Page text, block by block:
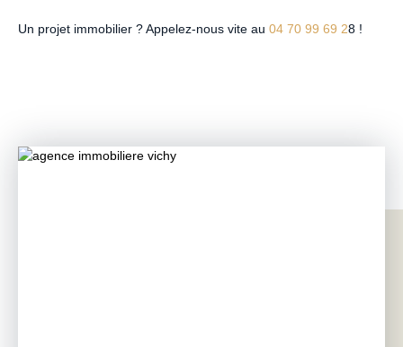
Un projet immobilier ? Appelez-nous vite au 04 70 99 69 28 !